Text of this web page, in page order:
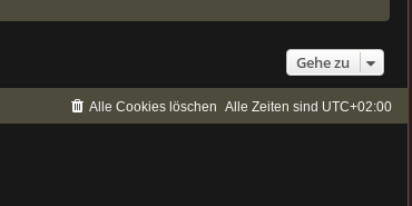
Gehe zu
Alle Zeiten sind UTC+02:00
Alle Cookies löschen